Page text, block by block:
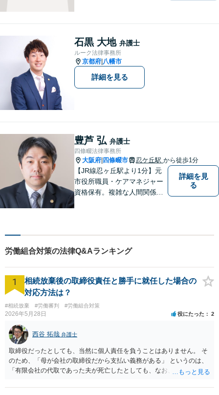
け、少しでもお気持ちが和ら
ぐよう心がけております。
石黒 大地 弁護士
ルーク法律事務所
京都府 八幡市
詳細を見る
豊芦 弘 弁護士
四條畷法律事務所
大阪府 四條畷市 忍ケ丘駅 から徒歩1分
【JR線忍ヶ丘駅より1分】元
市役所職員・ケアマネジャー
資格保有。複雑な人間関係が
詳細を見
る
労働組合対策の法律Q&Aランキング
1
相続放棄後の取締役責任と勝手に就任した場合の
対応方法は？
#相続放棄 #労働審判 #労働組合対策
2026年5月28日 役にたった 2
西谷 拓哉 弁護士
取締役だったとしても、当然に個人責任を負うことはありません。 そ
のため、「母が会社の取締役だから支払い義務がある」 というのは、
「有限会社の代取であった夫が死亡したとしても、なお、母は有限会
わりにする必要がある」という趣旨なのではないかと思われます。 相